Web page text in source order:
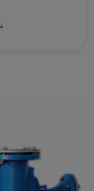
2):
6Ш8б и